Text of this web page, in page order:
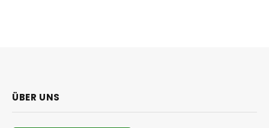
ÜBER UNS